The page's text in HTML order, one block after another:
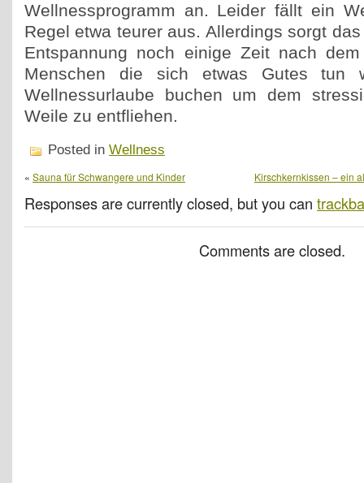
Wellnessprogramm an. Leider fällt ein
Regel etwa teurer aus. Allerdings sorgt
Entspannung noch einige Zeit nach
Menschen die sich etwas Gutes tun
Wellnessurlaube buchen um dem
Weile zu entfliehen.
Posted in Wellness
« Sauna für Schwangere und Kinder Kirschkernkissen – ein
Responses are currently closed, but you can
Comments are closed.